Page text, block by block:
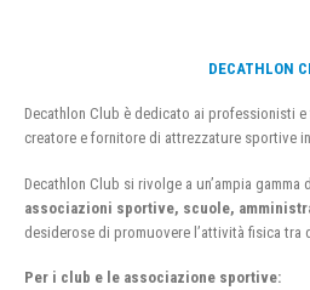
DECATHLON
Decathlon Club è dedicato ai professionisti
creatore e fornitore di attrezzature sportive
Decathlon Club si rivolge a un’ampia
associazioni sportive, scuole,
desiderose di promuovere l’attività fisica tra
Per i club e le associazione sportive: